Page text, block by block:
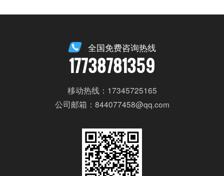
全国免费咨询热线
17738781359
移动热线：17345725165
公司邮箱：844077458@qq.com